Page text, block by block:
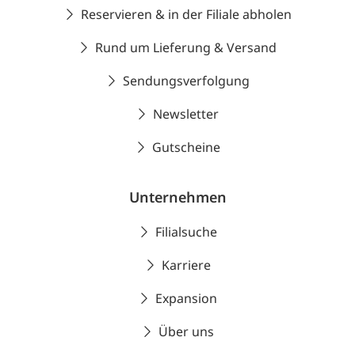
Reservieren & in der Filiale abholen
Rund um Lieferung & Versand
Sendungsverfolgung
Newsletter
Gutscheine
Unternehmen
Filialsuche
Karriere
Expansion
Über uns